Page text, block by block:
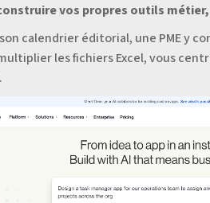
vos propres outils métier,
calendrier éditorial, une PME y
les fichiers Excel, vous